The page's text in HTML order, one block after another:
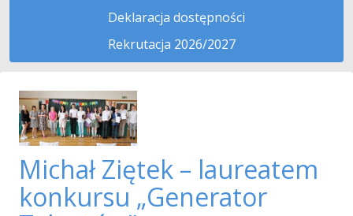
Deklaracja dostępności
Rekrutacja 2026/2027
Michał Ziętek – laureatem
konkursu „Generator